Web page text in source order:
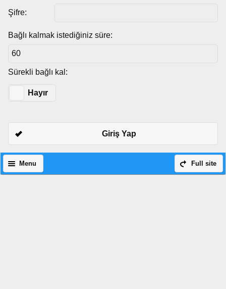
Şifre:
Bağlı kalmak istediğiniz süre:
Sürekli bağlı kal:
Hayır
Giriş Yap
Full site
Menu